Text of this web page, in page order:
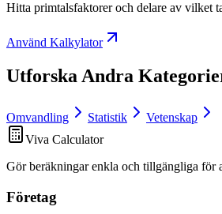
Hitta primtalsfaktorer och delare av vilket
Använd Kalkylator
Utforska Andra
Omvandling Statistik
Vetenskap
Viva Calculator
Gör beräkningar enkla och tillgängliga för
Företag